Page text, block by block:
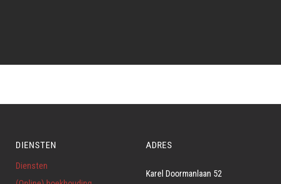
DIENSTEN
Diensten
ADRES
Karel Doormanlaan 52